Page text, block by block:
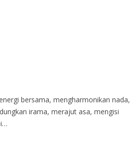
bersama, mengharmonikan nada,
irama, merajut asa, mengisi